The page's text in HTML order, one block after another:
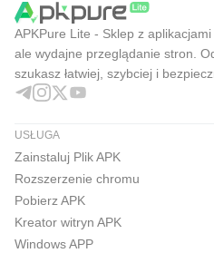
APKPure Lite - Sklep z
ale wydajne przeglądanie stron.
szukasz łatwiej, szybciej i
USŁUGA
Zainstaluj Plik APK
Rozszerzenie chromu
Pobierz APK
Kreator witryn APK
Windows APP